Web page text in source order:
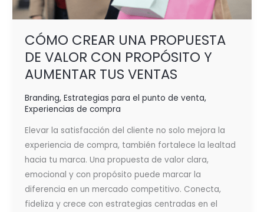
CÓMO CREAR UNA PROPUESTA
DE VALOR CON PROPÓSITO Y
AUMENTAR TUS VENTAS
Branding, Estrategias para el punto de venta,
Experiencias de compra
Elevar la satisfacción del cliente no solo mejora la
experiencia de compra, también fortalece la lealtad
hacia tu marca. Una propuesta de valor clara,
emocional y con propósito puede marcar la
diferencia en un mercado competitivo. Conecta,
fideliza y crece con estrategias centradas en el